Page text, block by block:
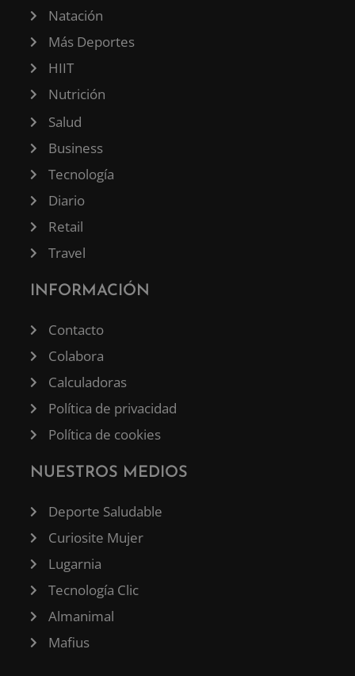
Natación
Más Deportes
HIIT
Nutrición
Salud
Business
Tecnología
Diario
Retail
Travel
INFORMACIÓN
Contacto
Colabora
Calculadoras
Política de privacidad
Política de cookies
NUESTROS MEDIOS
Deporte Saludable
Curiosite Mujer
Lugarnia
Tecnología Clic
Almanimal
Mafius